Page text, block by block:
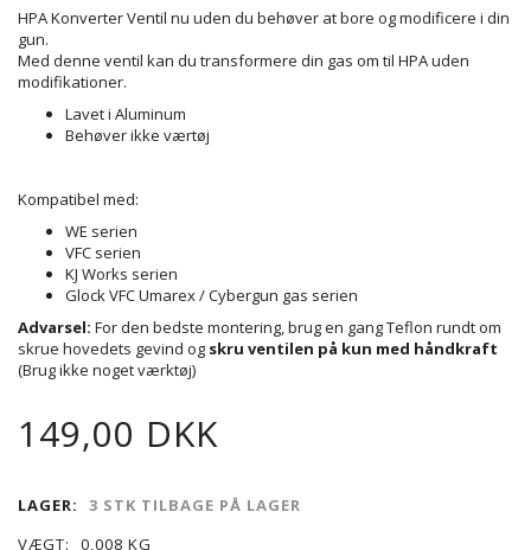
HPA Konverter Ventil nu uden du behøver at bore og modificere i din
gun.
Med denne ventil kan du transformere din gas om til HPA uden
modifikationer.
Lavet i Aluminum
Behøver ikke værtøj
Kompatibel med:
WE serien
VFC serien
KJ Works serien
Glock VFC Umarex / Cybergun gas serien
Advarsel: For den bedste montering, brug en gang Teflon rundt om
skrue hovedets gevind og skru ventilen på kun med håndkraft
(Brug ikke noget værktøj)
149,00 DKK
LAGER:
3 STK TILBAGE PÅ LAGER
VÆGT:
0,008 KG